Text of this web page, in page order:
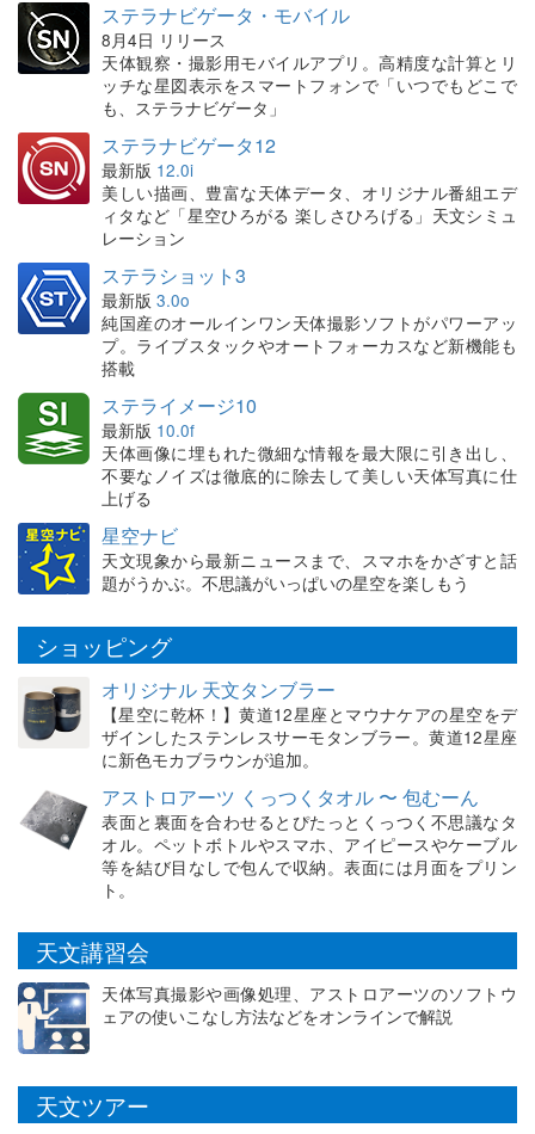
ステラナビゲータ・モバイル
8月4日 リリース
天体観察・撮影用モバイルアプリ。高精度な計算とリ
ッチな星図表示をスマートフォンで「いつでもどこで
も、ステラナビゲータ」
ステラナビゲータ12
最新版 12.0i
美しい描画、豊富な天体データ、オリジナル番組エデ
ィタなど「星空ひろがる 楽しさひろげる」天文シミュ
レーション
ステラショット3
最新版 3.0o
純国産のオールインワン天体撮影ソフトがパワーアッ
プ。ライブスタックやオートフォーカスなど新機能も
搭載
ステライメージ10
最新版 10.0f
天体画像に埋もれた微細な情報を最大限に引き出し、
不要なノイズは徹底的に除去して美しい天体写真に仕
上げる
星空ナビ
天文現象から最新ニュースまで、スマホをかざすと話
題がうかぶ。不思議がいっぱいの星空を楽しもう
ショッピング
オリジナル 天文タンブラー
【星空に乾杯！】黄道12星座とマウナケアの星空をデ
ザインしたステンレスサーモタンブラー。黄道12星座
に新色モカブラウンが追加。
アストロアーツ くっつくタオル 〜 包むーん
表面と裏面を合わせるとぴたっとくっつく不思議なタ
オル。ペットボトルやスマホ、アイピースやケーブル
等を結び目なしで包んで収納。表面には月面をプリン
ト。
天文講習会
天体写真撮影や画像処理、アストロアーツのソフトウ
ェアの使いこなし方法などをオンラインで解説
天文ツアー